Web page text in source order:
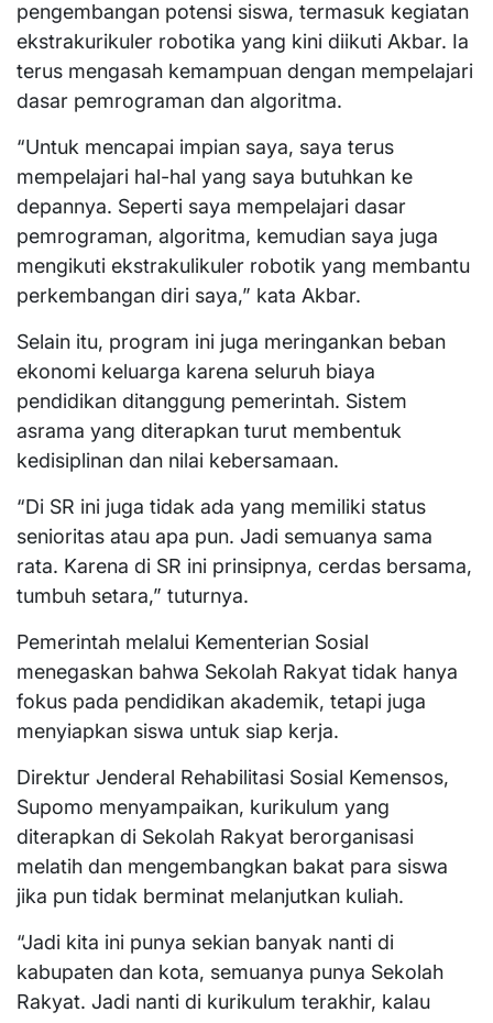
pengembangan potensi siswa, termasuk kegiatan
ekstrakurikuler robotika yang kini diikuti Akbar. Ia
terus mengasah kemampuan dengan mempelajari
dasar pemrograman dan algoritma.
“Untuk mencapai impian saya, saya terus
mempelajari hal-hal yang saya butuhkan ke
depannya. Seperti saya mempelajari dasar
pemrograman, algoritma, kemudian saya juga
mengikuti ekstrakulikuler robotik yang membantu
perkembangan diri saya,” kata Akbar.
Selain itu, program ini juga meringankan beban
ekonomi keluarga karena seluruh biaya
pendidikan ditanggung pemerintah. Sistem
asrama yang diterapkan turut membentuk
kedisiplinan dan nilai kebersamaan.
“Di SR ini juga tidak ada yang memiliki status
senioritas atau apa pun. Jadi semuanya sama
rata. Karena di SR ini prinsipnya, cerdas bersama,
tumbuh setara,” tuturnya.
Pemerintah melalui Kementerian Sosial
menegaskan bahwa Sekolah Rakyat tidak hanya
fokus pada pendidikan akademik, tetapi juga
menyiapkan siswa untuk siap kerja.
Direktur Jenderal Rehabilitasi Sosial Kemensos,
Supomo menyampaikan, kurikulum yang
diterapkan di Sekolah Rakyat berorganisasi
melatih dan mengembangkan bakat para siswa
jika pun tidak berminat melanjutkan kuliah.
“Jadi kita ini punya sekian banyak nanti di
kabupaten dan kota, semuanya punya Sekolah
Rakyat. Jadi nanti di kurikulum terakhir, kalau